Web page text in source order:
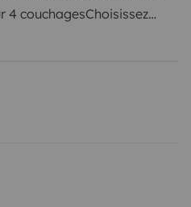
4 couchagesChoisissez
des fourgons
entre autres les
du salon.